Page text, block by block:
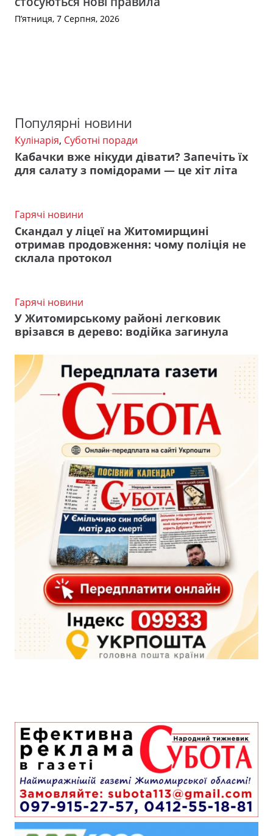
П’ятниця, 7 Серпня, 2026
Популярні новини
Кулінарія, Суботні поради
Кабачки вже нікуди дівати? Запечіть їх
для салату з помідорами — це хіт літа
Гарячі новини
Скандал у ліцеї на Житомирщині
отримав продовження: чому поліція не
склала протокол
Гарячі новини
У Житомирському районі легковик
врізався в дерево: водійка загинула